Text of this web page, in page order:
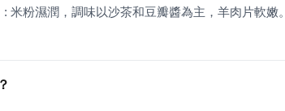
: 米粉濕潤，調味以沙茶和豆瓣醬為主，羊肉片軟嫩。